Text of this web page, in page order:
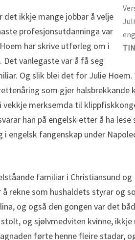
det ikkje mange jobbar å velje
profesjonsutdanninga var
har skrive utførleg om i
vanlegaste var å få seg
Og slik blei det for Julie
som gjer halsbrekkande
vekkje merksemda til
han på engelsk etter å ha lese
engelsk fangenskap under
familiar i Christiansund
rekne som hushaldets styrar og
og også den gongen var det
og sjølvmedviten kvinne, ikkje
førte henne fleire stadar,